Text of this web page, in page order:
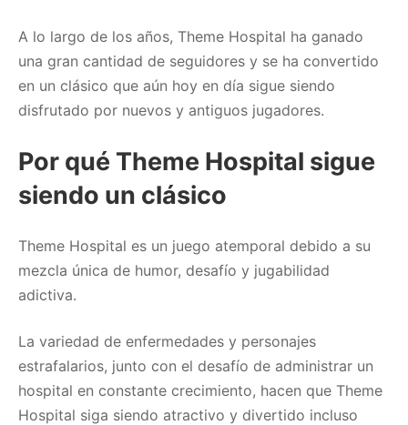
A lo largo de los años, Theme Hospital ha ganado
una gran cantidad de seguidores y se ha convertido
en un clásico que aún hoy en día sigue siendo
disfrutado por nuevos y antiguos jugadores.
Por qué Theme Hospital sigue
siendo un clásico
Theme Hospital es un juego atemporal debido a su
mezcla única de humor, desafío y jugabilidad
adictiva.
La variedad de enfermedades y personajes
estrafalarios, junto con el desafío de administrar un
hospital en constante crecimiento, hacen que Theme
Hospital siga siendo atractivo y divertido incluso